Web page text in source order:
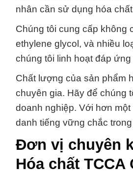
nhân cần sử dụng hóa
Chúng tôi cung cấp không
ethylene glycol, và nhiều
chúng tôi linh hoạt đáp
Chất lượng của sản phẩm
chuyên gia. Hãy để chúng
doanh nghiệp. Với hơn
danh tiếng vững chắc
Đơn vị chuyên
Hóa chất